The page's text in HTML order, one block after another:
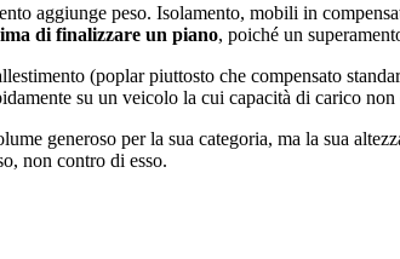
aggiunge peso. Isolamento, mobili in
di finalizzare un piano, poiché un
(poplar piuttosto che compensato
su un veicolo la cui capacità di carico non
generoso per la sua categoria, ma la sua
non contro di esso.